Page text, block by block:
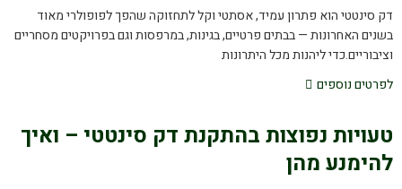
דק סינטטי הוא פתרון עמיד, אסתטי וקל לתחזוקה שהפך לפופולרי מאוד
בשנים האחרונות — בבתים פרטיים, בגינות, במרפסות וגם בפרויקטים מסחריים
וציבוריים.כדי ליהנות מכל היתרונות
לפרטים נוספים
טעויות נפוצות בהתקנת דק סינטטי – ואיך
להימנע מהן